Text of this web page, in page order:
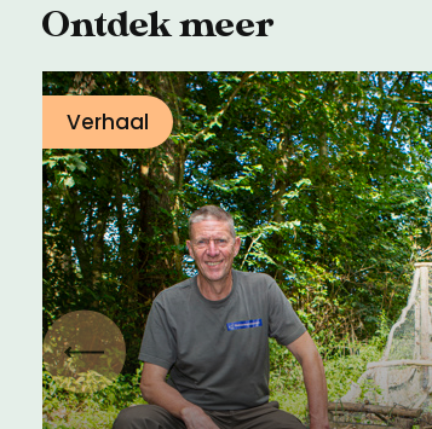
Ontdek meer
Een eeuwenoud
Verhaal
Vorige